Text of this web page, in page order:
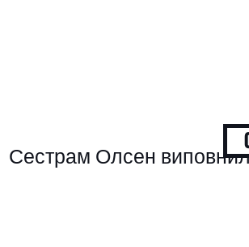
Сестрам Олсен